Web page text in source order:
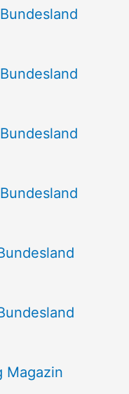
Magazin